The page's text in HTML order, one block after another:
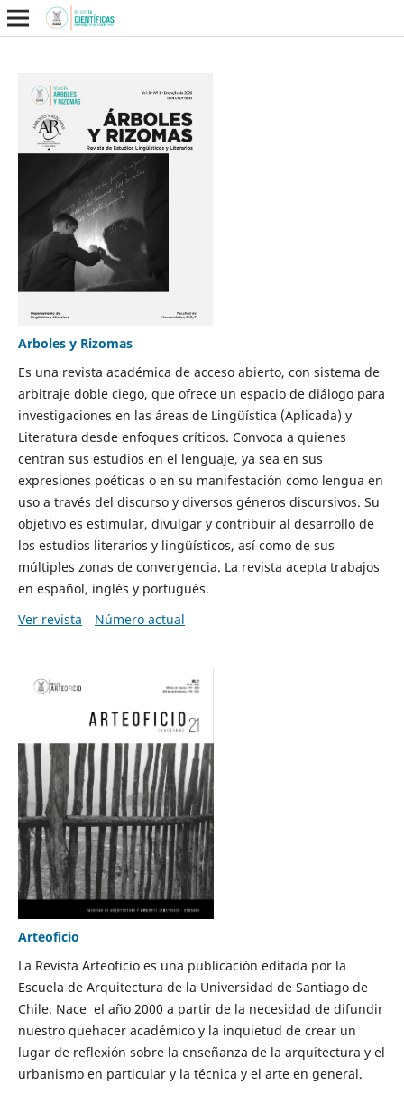
Arboles y Rizomas
Es una revista académica de acceso abierto, con sistema de
arbitraje doble ciego, que ofrece un espacio de diálogo para
investigaciones en las áreas de Lingüística (Aplicada) y
Literatura desde enfoques críticos. Convoca a quienes
centran sus estudios en el lenguaje, ya sea en sus
expresiones poéticas o en su manifestación como lengua en
uso a través del discurso y diversos géneros discursivos. Su
objetivo es estimular, divulgar y contribuir al desarrollo de
los estudios literarios y lingüísticos, así como de sus
múltiples zonas de convergencia. La revista acepta trabajos
en español, inglés y portugués.
Ver revista
Número actual
Arteoficio
La Revista Arteoficio es una publicación editada por la
Escuela de Arquitectura de la Universidad de Santiago de
Chile. Nace el año 2000 a partir de la necesidad de difundir
nuestro quehacer académico y la inquietud de crear un
lugar de reflexión sobre la enseñanza de la arquitectura y el
urbanismo en particular y la técnica y el arte en general.